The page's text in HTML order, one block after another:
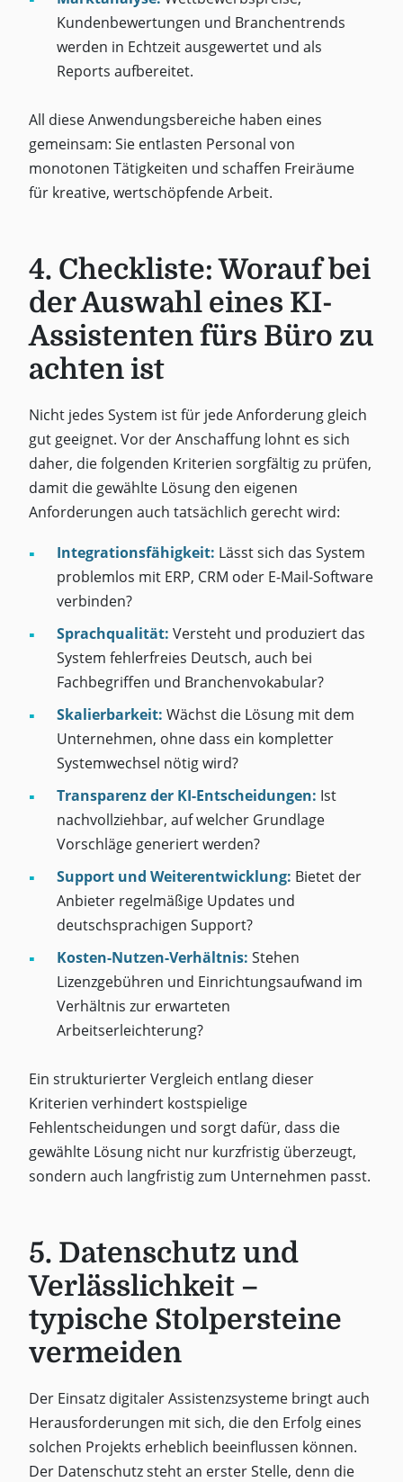
Kundenbewertungen und Branchentrends
werden in Echtzeit ausgewertet und als
Reports aufbereitet.
All diese Anwendungsbereiche haben eines
gemeinsam: Sie entlasten Personal von
monotonen Tätigkeiten und schaffen Freiräume
für kreative, wertschöpfende Arbeit.
4. Checkliste: Worauf bei
der Auswahl eines KI-
Assistenten fürs Büro zu
achten ist
Nicht jedes System ist für jede Anforderung gleich
gut geeignet. Vor der Anschaffung lohnt es sich
daher, die folgenden Kriterien sorgfältig zu prüfen,
damit die gewählte Lösung den eigenen
Anforderungen auch tatsächlich gerecht wird:
Integrationsfähigkeit: Lässt sich das System
problemlos mit ERP, CRM oder E-Mail-Software
verbinden?
Sprachqualität: Versteht und produziert das
System fehlerfreies Deutsch, auch bei
Fachbegriffen und Branchenvokabular?
Skalierbarkeit: Wächst die Lösung mit dem
Unternehmen, ohne dass ein kompletter
Systemwechsel nötig wird?
Transparenz der KI-Entscheidungen: Ist
nachvollziehbar, auf welcher Grundlage
Vorschläge generiert werden?
Support und Weiterentwicklung: Bietet der
Anbieter regelmäßige Updates und
deutschsprachigen Support?
Kosten-Nutzen-Verhältnis: Stehen
Lizenzgebühren und Einrichtungsaufwand im
Verhältnis zur erwarteten
Arbeitserleichterung?
Ein strukturierter Vergleich entlang dieser
Kriterien verhindert kostspielige
Fehlentscheidungen und sorgt dafür, dass die
gewählte Lösung nicht nur kurzfristig überzeugt,
sondern auch langfristig zum Unternehmen passt.
5. Datenschutz und
Verlässlichkeit –
typische Stolpersteine
vermeiden
Der Einsatz digitaler Assistenzsysteme bringt auch
Herausforderungen mit sich, die den Erfolg eines
solchen Projekts erheblich beeinflussen können.
Der Datenschutz steht an erster Stelle, denn die